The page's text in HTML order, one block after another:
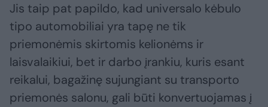
Jis taip pat papildo, kad universalo kėbulo
tipo automobiliai yra tapę ne tik
priemonėmis skirtomis kelionėms ir
laisvalaikiui, bet ir darbo įrankiu, kuris esant
reikalui, bagažinę sujungiant su transporto
priemonės salonu, gali būti konvertuojamas į